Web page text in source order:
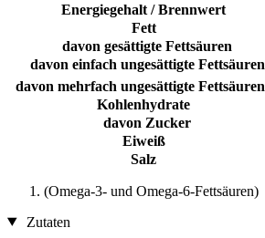
Energiegehalt / Brennwert
Fett
davon gesättigte Fettsäuren
davon einfach ungesättigte Fettsäuren
davon mehrfach ungesättigte Fettsäuren
Kohlenhydrate
davon Zucker
Eiweiß
Salz
(Omega-3- und Omega-6-Fettsäuren)
Zutaten